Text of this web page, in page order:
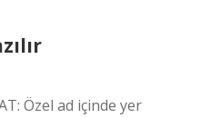
Özel ad içinde yer